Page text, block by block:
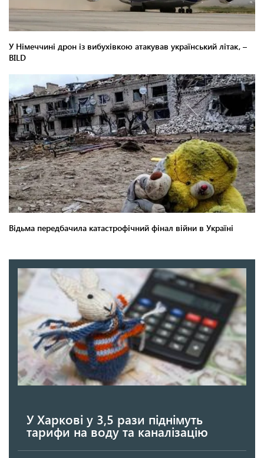
У Харкові у 3,5 рази піднімуть
тарифи на воду та каналізацію